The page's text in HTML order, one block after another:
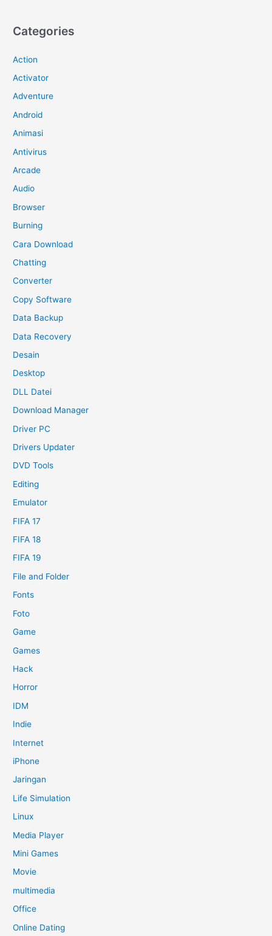
Categories
Action
Activator
Adventure
Android
Animasi
Antivirus
Arcade
Audio
Browser
Burning
Cara Download
Chatting
Converter
Copy Software
Data Backup
Data Recovery
Desain
Desktop
DLL Datei
Download Manager
Driver PC
Drivers Updater
DVD Tools
Editing
Emulator
FIFA 17
FIFA 18
FIFA 19
File and Folder
Fonts
Foto
Game
Games
Hack
Horror
IDM
Indie
Internet
iPhone
Jaringan
Life Simulation
Linux
Media Player
Mini Games
Movie
multimedia
Office
Online Dating